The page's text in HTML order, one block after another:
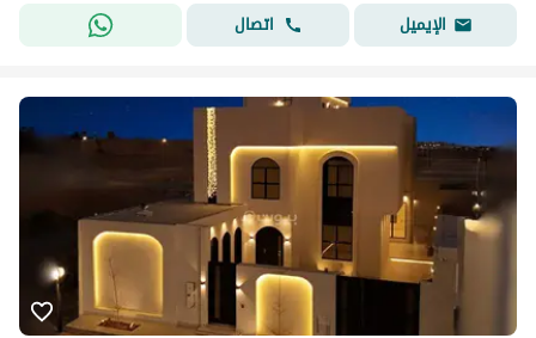
الإيميل
اتصال